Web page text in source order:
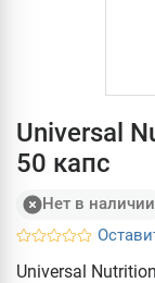
Universal
50 капс
Нет в наличии
Universal